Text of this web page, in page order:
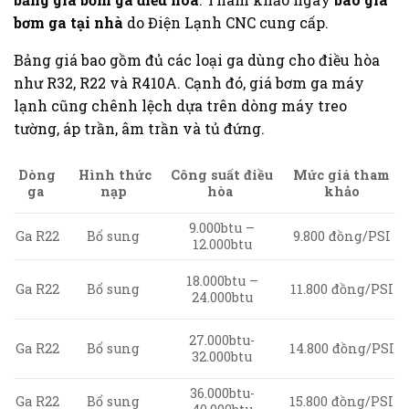
bơm ga tại nhà do Điện Lạnh CNC cung cấp.
Bảng giá bao gồm đủ các loại ga dùng cho điều hòa
như R32, R22 và R410A. Cạnh đó, giá bơm ga máy
lạnh cũng chênh lệch dựa trên dòng máy treo
tường, áp trần, âm trần và tủ đứng.
Dòng
ga
Hình thức
nạp
Công suất điều
hòa
Mức giá tham
khảo
Ga R22 Bổ sung
9.000btu –
12.000btu
9.800 đồng/PSI
Ga R22 Bổ sung
18.000btu –
24.000btu
11.800 đồng/PSI
Ga R22 Bổ sung
27.000btu-
32.000btu
14.800 đồng/PSI
Ga R22 Bổ sung
36.000btu-
15.800 đồng/PSI